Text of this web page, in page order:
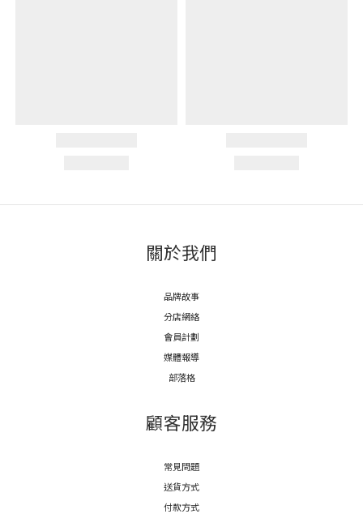
關於我們
品牌故事
分店網絡
會員計劃
媒體報導
部落格
顧客服務
常見問題
送貨方式
付款方式